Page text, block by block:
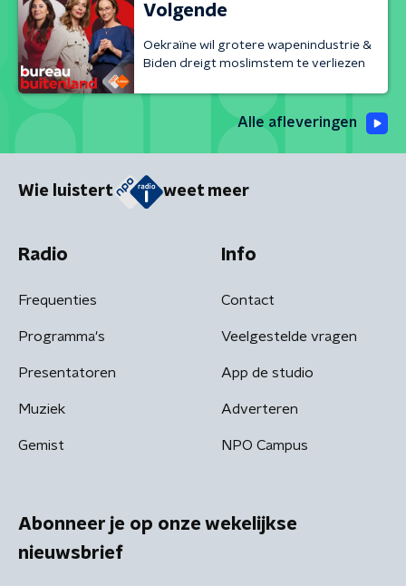
Volgende
Oekraïne wil grotere wapenindustrie &
Biden dreigt moslimstem te verliezen
Alle afleveringen
Wie luistert weet meer
Radio
Frequenties
Programma's
Presentatoren
Muziek
Gemist
Info
Contact
Veelgestelde vragen
App de studio
Adverteren
NPO Campus
Abonneer je op onze wekelijkse
nieuwsbrief